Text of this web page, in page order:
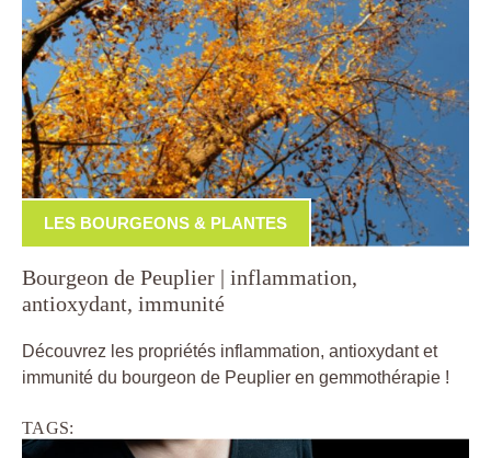
LES BOURGEONS & PLANTES
Bourgeon de Peuplier | inflammation,
antioxydant, immunité
Découvrez les propriétés inflammation, antioxydant et
immunité du bourgeon de Peuplier en gemmothérapie !
TAGS: